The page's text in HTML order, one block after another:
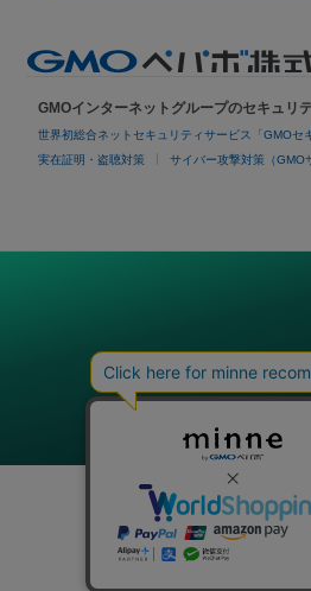
GMOインターネットグループのセキュリ
世界初総合ネットセキュリティサービス「GMOセ
実在証明・盗聴対策 サイバー攻撃対策（GMO
グループサービス
インターネットサービ